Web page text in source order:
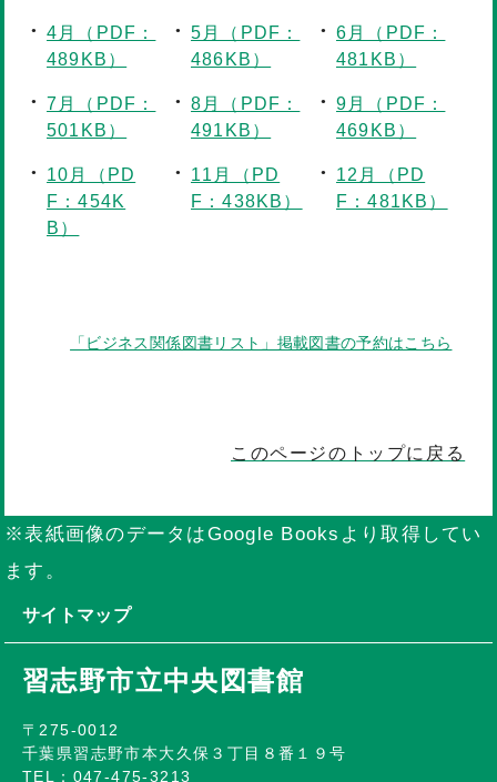
4月（PDF：
489KB）
7月（PDF：
501KB）
10月（PD
F：454K
B）
5月（PDF：
486KB）
8月（PDF：
491KB）
11月（PD
F：438KB）
6月（PDF：
481KB）
9月（PDF：
469KB）
12月（PD
F：481KB）
「ビジネス関係図書リスト」掲載図書の予約はこちら
このページのトップに戻る
※表紙画像のデータはGoogle Booksより取得してい
ます。
サイトマップ
習志野市立中央図書館
〒275-0012
千葉県習志野市本大久保３丁目８番１９号
TEL：047-475-3213